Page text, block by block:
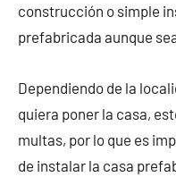
construcción o simple
prefabricada aunque
Dependiendo de la
quiera poner la casa,
multas, por lo que es
de instalar la casa